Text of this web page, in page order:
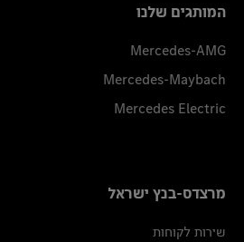
המותגים שלנו
Mercedes-AMG
Mercedes-Maybach
Mercedes Electric
מרצדס-בנץ ישראל
שירות לקוחות